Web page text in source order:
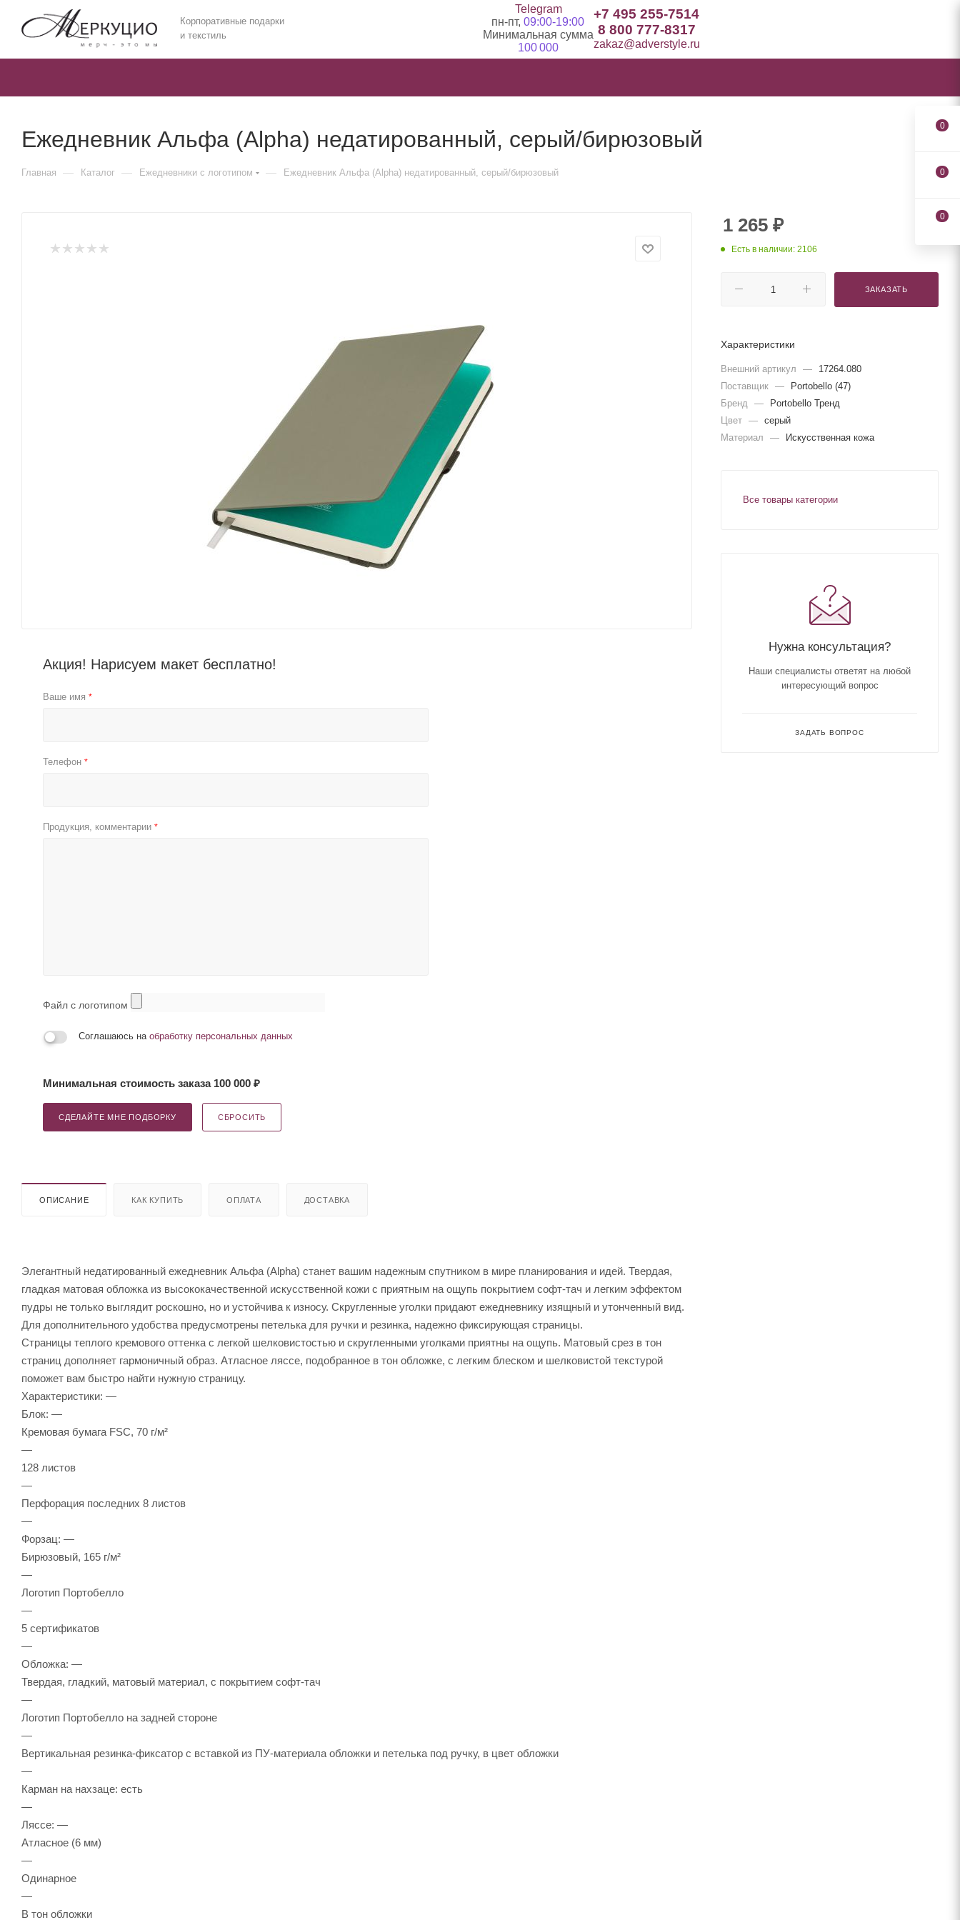
Корпоративные подарки
и текстиль
Telegram
пн-пт, 09:00-19:00
Минимальная сумма
100 000
+7 495 255-7514
8 800 777-8317
zakaz@adverstyle.ru
Ежедневник Альфа (Alpha) недатированный, серый/бирюзовый
Главная — Каталог — Ежедневники c логотипом — Ежедневник Альфа (Alpha) недатированный, серый/бирюзовый
Акция! Нарисуем макет бесплатно!
Ваше имя *
Телефон *
Продукция, комментарии *
Файл с логотипом
Соглашаюсь на обработку персональных данных
Минимальная стоимость заказа 100 000 ₽
СДЕЛАЙТЕ МНЕ ПОДБОРКУ СБРОСИТЬ
ОПИСАНИЕ КАК КУПИТЬ ОПЛАТА ДОСТАВКА
Элегантный недатированный ежедневник Альфа (Alpha) станет вашим надежным спутником в мире планирования и идей. Твердая,
гладкая матовая обложка из высококачественной искусственной кожи с приятным на ощупь покрытием софт-тач и легким эффектом
пудры не только выглядит роскошно, но и устойчива к износу. Скругленные уголки придают ежедневнику изящный и утонченный вид.
Для дополнительного удобства предусмотрены петелька для ручки и резинка, надежно фиксирующая страницы.
Страницы теплого кремового оттенка с легкой шелковистостью и скругленными уголками приятны на ощупь. Матовый срез в тон
страниц дополняет гармоничный образ. Атласное ляссе, подобранное в тон обложке, с легким блеском и шелковистой текстурой
поможет вам быстро найти нужную страницу.
Характеристики: —
Блок: —
Кремовая бумага FSC, 70 г/м²
—
128 листов
—
Перфорация последних 8 листов
—
Форзац: —
Бирюзовый, 165 г/м²
—
Логотип Портобелло
—
5 сертификатов
—
Обложка: —
Твердая, гладкий, матовый материал, с покрытием софт-тач
—
Логотип Портобелло на задней стороне
—
Вертикальная резинка-фиксатор с вставкой из ПУ-материала обложки и петелька под ручку, в цвет обложки
—
Карман на нахзаце: есть
—
Ляссе: —
Атласное (6 мм)
—
Одинарное
—
В тон обложки
1 265 ₽
Есть в наличии: 2106
ЗАКАЗАТЬ
Характеристики
Внешний артикул —
17264.080
Поставщик —
Portobello (47)
Бренд
—
Portobello Тренд
Цвет — серый
Материал
— Искусственная кожа
Все товары категории
Нужна консультация?
Наши специалисты ответят на любой
интересующий вопрос
ЗАДАТЬ ВОПРОС
0
0
0